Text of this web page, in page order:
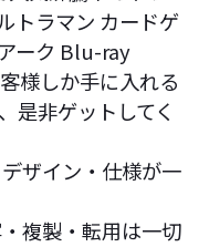
トラマン カードゲ
ーク Blu-ray
様しか手に入れる
是非ゲットしてく
ザイン・仕様が一
複製・転用は一切